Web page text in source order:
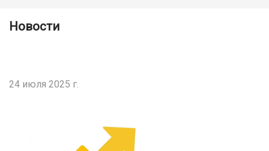
Новости
24 июля 2025 г.